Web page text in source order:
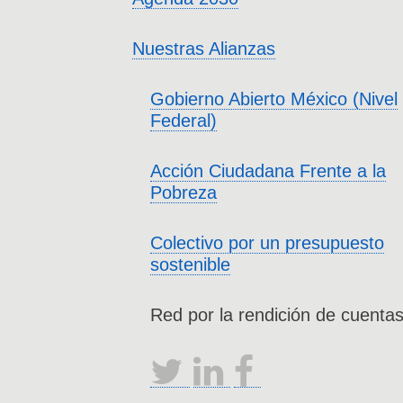
Nuestras Alianzas
Gobierno Abierto México (Nivel
Federal)
Acción Ciudadana Frente a la
Pobreza
Colectivo por un presupuesto
sostenible
Red por la rendición de cuentas